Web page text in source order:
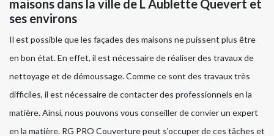
maisons dans la ville de L Aublette Quevert et
ses environs
Il est possible que les façades des maisons ne puissent plus être
en bon état. En effet, il est nécessaire de réaliser des travaux de
nettoyage et de démoussage. Comme ce sont des travaux très
difficiles, il est nécessaire de contacter des professionnels en la
matière. Ainsi, nous pouvons vous conseiller de convier un expert
en la matière. RG PRO Couverture peut s'occuper de ces tâches et